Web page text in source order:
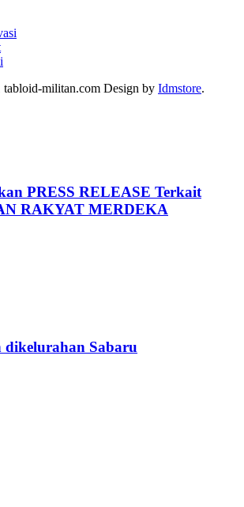
militan.com Design by Idmstore.
PRESS RELEASE Terkait
RAKYAT MERDEKA
dikelurahan Sabaru